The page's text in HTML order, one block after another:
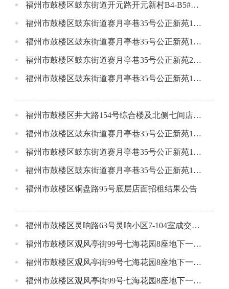
福州市鼓楼区鼓东街道开元路开元新村B4-B5#楼连接体1层02店面成交公告
福州市鼓楼区鼓东街道赛月亭巷35号公正新苑1#楼610单元成交公告
福州市鼓楼区鼓东街道赛月亭巷35号公正新苑1#楼2909单元成交公告
福州市鼓楼区鼓东街道赛月亭巷35号公正新苑2#楼3006单元成交公告
福州市鼓楼区鼓东街道赛月亭巷35号公正新苑1#楼301单元成交公告
福州市鼓楼区井大路154号综合楼及北侧七间店面商业房地产成交公告
福州市鼓楼区鼓东街道赛月亭巷35号公正新苑1#楼609单元成交公告
福州市鼓楼区鼓东街道赛月亭巷35号公正新苑1#楼3009单元成交公告
福州市鼓楼区鼓东街道赛月亭巷35号公正新苑1#楼909单元成交公告
福州市鼓楼区铜盘路95号底层店面招租结果公告
福州市鼓楼区灵响路63号灵响小区7-104室成交公告
福州市鼓楼区观风亭街99号七海花园8座地下一层4号车位成交公告
福州市鼓楼区观风亭街99号七海花园8座地下一层3号车位成交公告
福州市鼓楼区观风亭街99号七海花园8座地下一层2号车位成交公告